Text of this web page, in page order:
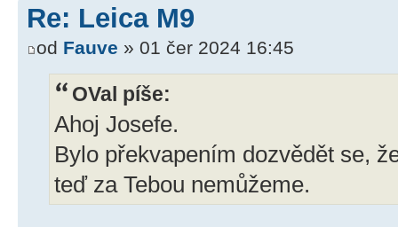
Re: Leica M9
od Fauve » 01 čer 2024 16:45
OVal píše:
Ahoj Josefe.
Bylo překvapením dozvědět se,
teď za Tebou nemůžeme.